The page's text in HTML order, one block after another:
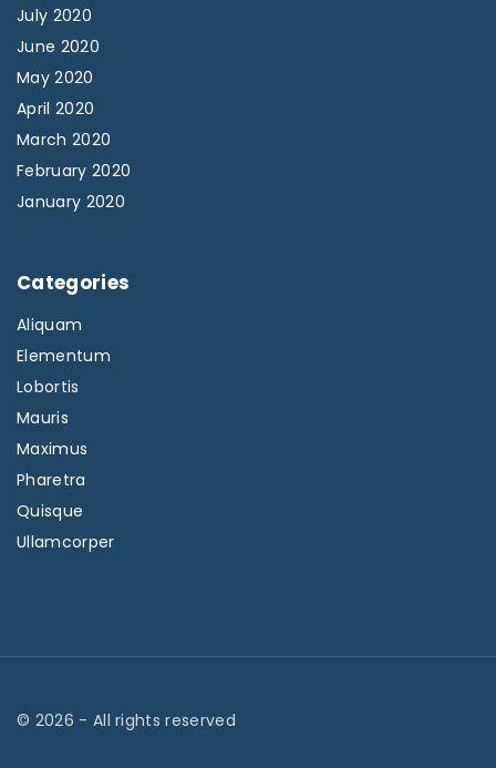
July 2020
June 2020
May 2020
April 2020
March 2020
February 2020
January 2020
Categories
Aliquam
Elementum
Lobortis
Mauris
Maximus
Pharetra
Quisque
Ullamcorper
© 2026 - All rights reserved